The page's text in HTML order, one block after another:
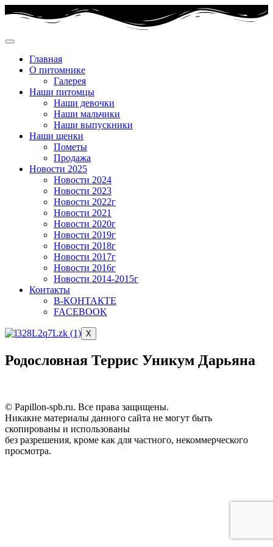
Главная
О питомнике
Галерея
Наши питомцы
Наши девочки
Наши мальчики
Наши выпускники
Наши щенки
Пометы
Продажа
Новости 2025
Новости 2024
Новости 2023
Новости 2022г
Новости 2021
Новости 2020г
Новости 2019г
Новости 2018г
Новости 2017г
Новости 2016г
Новости 2014-2015г
Контакты
В-КОНТАКТЕ
FACEBOOK
X
Родословная Террис Уникум Дарьяна
© Papillon-spb.ru. Все права защищены.
Никакие материалы данного сайта не могут быть
скопированы и использованы
без разрешения, кроме как для частного, некоммерческого
просмотра.